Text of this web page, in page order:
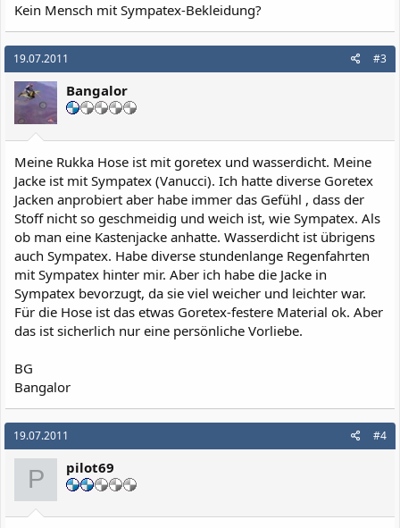
Kein Mensch mit Sympatex-Bekleidung?
19.07.2011 #3
Bangalor
Meine Rukka Hose ist mit goretex und wasserdicht. Meine
Jacke ist mit Sympatex (Vanucci). Ich hatte diverse Goretex
Jacken anprobiert aber habe immer das Gefühl , dass der
Stoff nicht so geschmeidig und weich ist, wie Sympatex. Als
ob man eine Kastenjacke anhatte. Wasserdicht ist übrigens
auch Sympatex. Habe diverse stundenlange Regenfahrten
mit Sympatex hinter mir. Aber ich habe die Jacke in
Sympatex bevorzugt, da sie viel weicher und leichter war.
Für die Hose ist das etwas Goretex-festere Material ok. Aber
das ist sicherlich nur eine persönliche Vorliebe.
BG
Bangalor
19.07.2011 #4
P pilot69